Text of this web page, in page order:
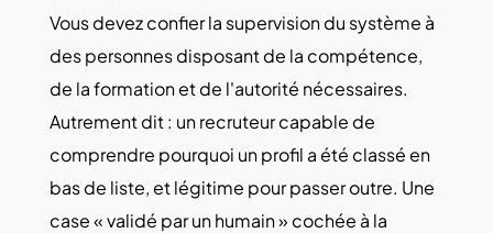
Vous devez confier la supervision du système à
des personnes disposant de la compétence,
de la formation et de l'autorité nécessaires.
Autrement dit : un recruteur capable de
comprendre pourquoi un profil a été classé en
bas de liste, et légitime pour passer outre. Une
case « validé par un humain » cochée à la